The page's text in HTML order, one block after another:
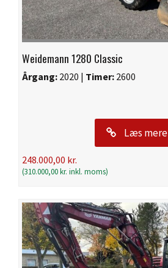
Weidemann 1280 Classic
Årgang: 2020 | Timer: 2600
Læs mere
248.000,00 kr.
(310.000,00kr. inkl. moms)